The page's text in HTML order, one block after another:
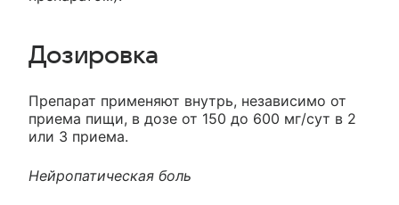
Дозировка
Препарат применяют внутрь, независимо от
приема пищи, в дозе от 150 до 600 мг/сут в 2
или 3 приема.
Нейропатическая боль